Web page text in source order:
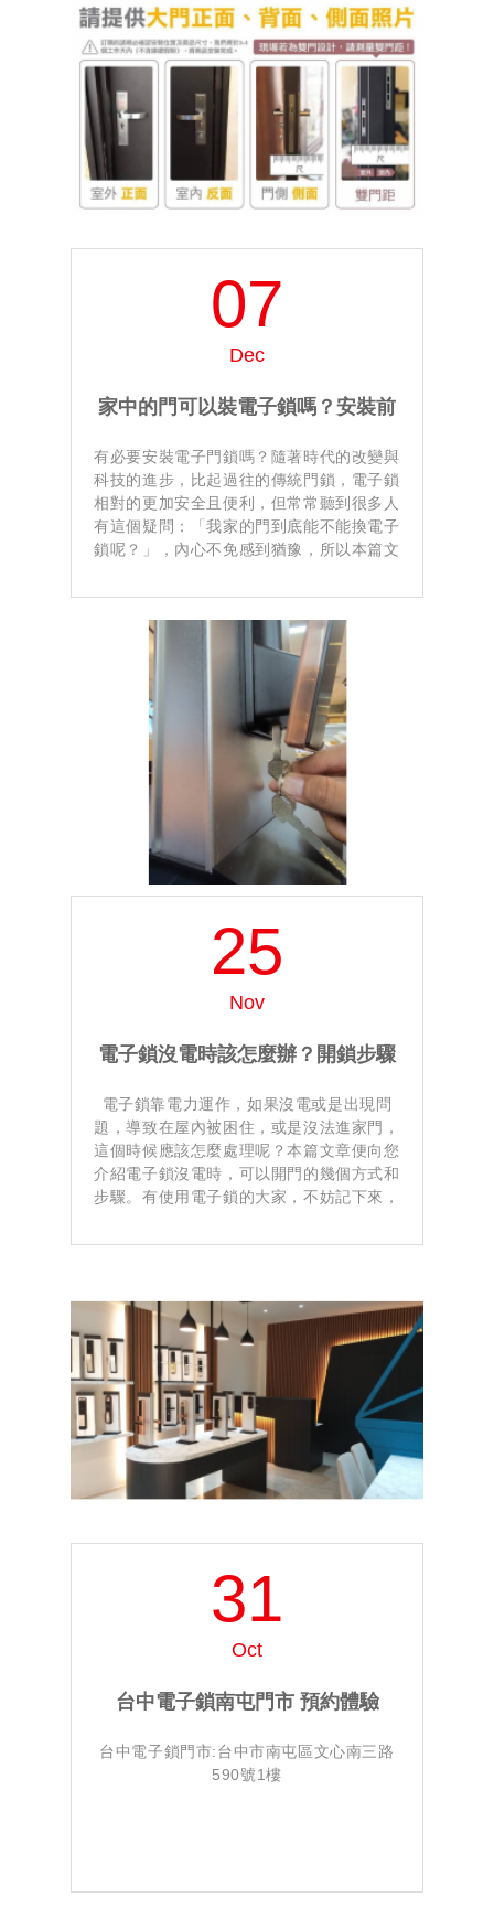
07
Dec
家中的門可以裝電子鎖嗎？安裝前
的注意事項介紹
有必要安裝電子門鎖嗎？隨著時代的改變與
科技的進步，比起過往的傳統門鎖，電子鎖
相對的更加安全且便利，但常常聽到很多人
有這個疑問：「我家的門到底能不能換電子
鎖呢？」，內心不免感到猶豫，所以本篇文
不能裝電子鎖，以及要給店家評估時，需要
提供什麼樣的資訊。
25
Nov
電子鎖沒電時該怎麼辦？開鎖步驟
詳細說明
電子鎖靠電力運作，如果沒電或是出現問
題，導致在屋內被困住，或是沒法進家門，
這個時候應該怎麼處理呢？本篇文章便向您
介紹電子鎖沒電時，可以開門的幾個方式和
步驟。有使用電子鎖的大家，不妨記下來，
31
Oct
台中電子鎖南屯門市 預約體驗
0800-880-650
台中電子鎖門市:台中市南屯區文心南三路
590號1樓